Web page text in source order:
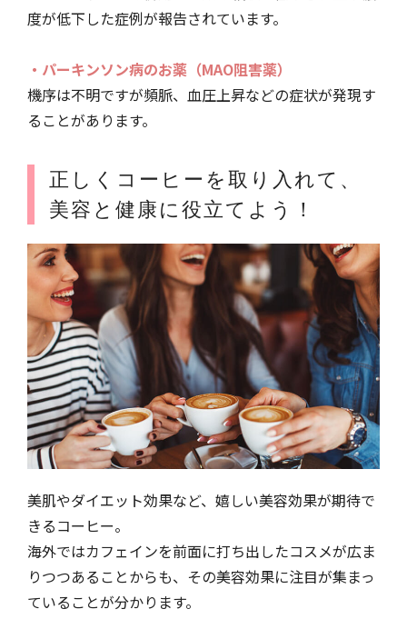
度が低下した症例が報告されています。
・パーキンソン病のお薬（MAO阻害薬）
機序は不明ですが頻脈、血圧上昇などの症状が発現す
ることがあります。
正しくコーヒーを取り入れて、
美容と健康に役立てよう！
美肌やダイエット効果など、嬉しい美容効果が期待で
きるコーヒー。
海外ではカフェインを前面に打ち出したコスメが広ま
りつつあることからも、その美容効果に注目が集まっ
ていることが分かります。